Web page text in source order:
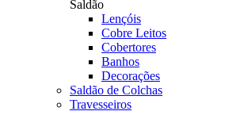
Saldão
Lençóis
Cobre Leitos
Cobertores
Banhos
Decorações
Saldão de Colchas
Travesseiros